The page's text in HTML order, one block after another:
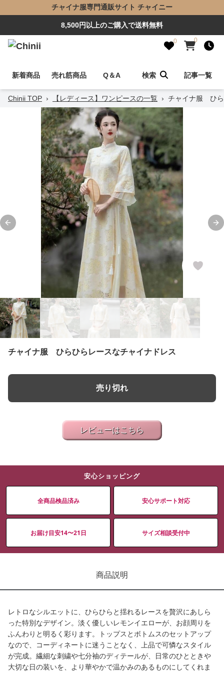
チャイナ服専門通販サイト チャイニー
8,500円以上のご購入で送料無料
0 0
新着商品 売れ筋商品 Q＆A 検索 記事一覧
Chinii TOP › 【レディース】ワンピースの一覧 › チャイナ服 ひら
Previous slide
チャイナ服 ひらひらレースなチャイナドレス
売り切れ
レビューはこちら
安心ショッピング
全商品検品済み 安心サポート対応
お届け目安14〜21日 サイズ相談受付中
商品説明
レトロなシルエットに、ひらひらと揺れるレースを贅沢にあしら
った特別なデザイン。淡く優しいレモンイエローが、お顔周りを
ふんわりと明るく彩ります。トップスとボトムスのセットアップ
なので、コーディネートに迷うことなく、上品で可憐なスタイル
が完成。繊細な刺繍や七分袖のディテールが、日常のひとときや
大切な日の装いを、より華やかで温かみのあるものにしてくれま